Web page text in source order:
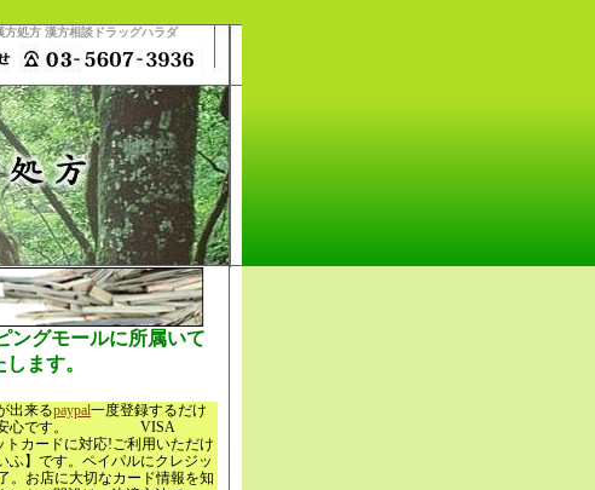
方処方 漢方相談ドラッグハラダ
ングモールに所属いて
ます。
出来るpaypal一度登録するだけ
から安心です。 VISA
カードに対応!ご利用いただけ
ふ】です。ペイパルにクレジッ
。お店に大切なカード情報を知